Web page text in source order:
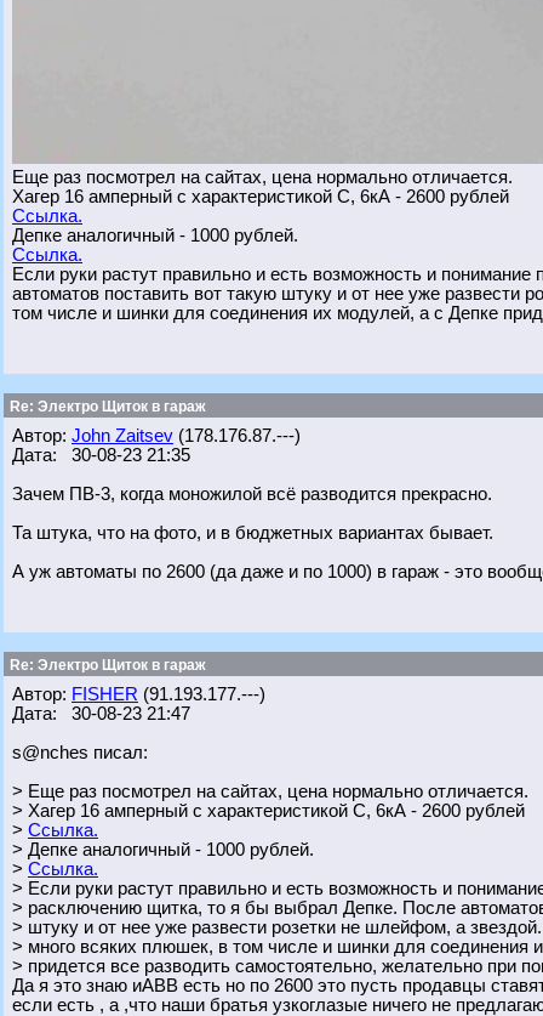
Еще раз посмотрел на сайтах, цена нормально отличается.
Хагер 16 амперный с характеристикой С, 6кА - 2600 рублей
Ссылка.
Депке аналогичный - 1000 рублей.
Ссылка.
Если руки растут правильно и есть возможность и
автоматов поставить вот такую штуку и от нее уже
том числе и шинки для соединения их модулей, а с Депке
Re: Электро Щиток в гараж
Автор: John Zaitsev (178.176.87.---)
Дата: 30-08-23 21:35
Зачем ПВ-3, когда моножилой всё разводится прекрасно.
Та штука, что на фото, и в бюджетных вариантах бывает.
А уж автоматы по 2600 (да даже и по 1000) в гараж - это
Re: Электро Щиток в гараж
Автор: FISHER (91.193.177.---)
Дата: 30-08-23 21:47
s@nches писал:
> Еще раз посмотрел на сайтах, цена нормально отличается.
> Хагер 16 амперный с характеристикой С, 6кА - 2600 рублей
> Ссылка.
> Депке аналогичный - 1000 рублей.
> Ссылка.
> Если руки растут правильно и есть возможность и
> расключению щитка, то я бы выбрал Депке. После
> штуку и от нее уже развести розетки не шлейфом, а
> много всяких плюшек, в том числе и шинки для соединения
> придется все разводить самостоятельно, желательно при
Да я это знаю иABB есть но по 2600 это пусть продавцы
если есть , а ,что наши братья узкоглазые ничего не